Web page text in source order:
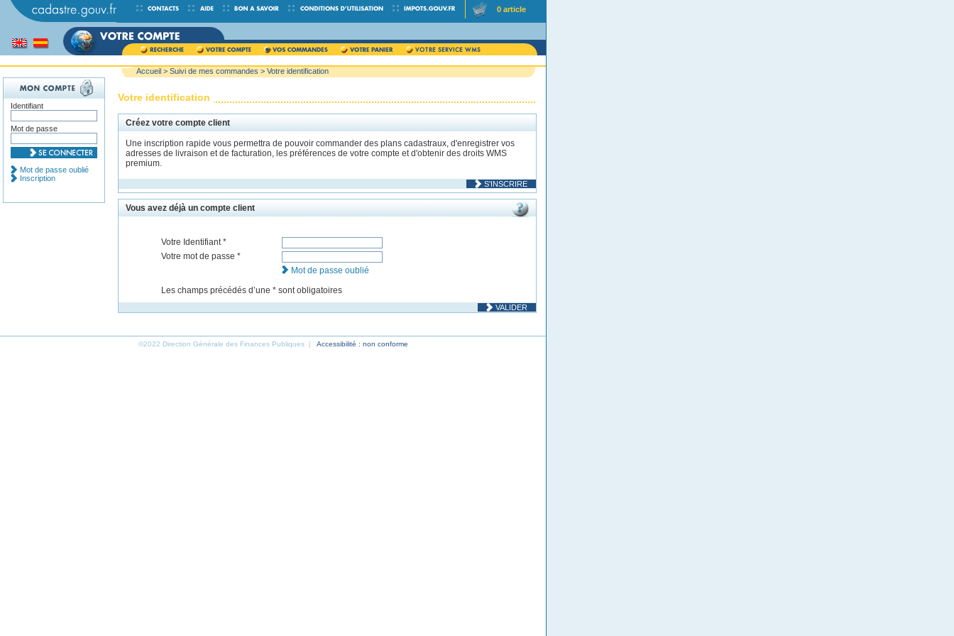
Accueil > Suivi de mes commandes > Votre identification
Votre identification
Créez votre compte client
Une inscription rapide vous permettra de pouvoir commander des plans cadastraux, d'enregistrer vos
adresses de livraison et de facturation, les préférences de votre compte et d'obtenir des droits WMS
premium.
S'INSCRIRE
Vous avez déjà un compte client
Votre Identifiant *
Votre mot de passe *
Mot de passe oublié
Les champs précédés dʼune * sont obligatoires
VALIDER
0 article
Identifiant
Mot de passe
Mot de passe oublié
Inscription
©2022 Direction Générale des Finances Publiques | Accessibilité : non conforme